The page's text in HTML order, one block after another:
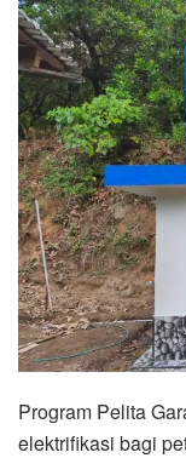
Program Pelita
elektrifikasi bagi